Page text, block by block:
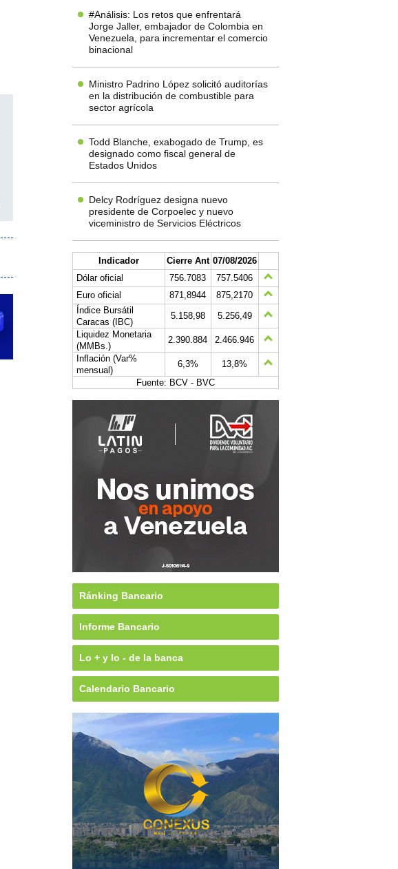
#Análisis: Los retos que enfrentará
Jorge Jaller, embajador de Colombia en
Venezuela, para incrementar el comercio
binacional
Ministro Padrino López solicitó auditorías
en la distribución de combustible para
sector agrícola
Todd Blanche, exabogado de Trump, es
designado como fiscal general de
Estados Unidos
Delcy Rodríguez designa nuevo
presidente de Corpoelec y nuevo
viceministro de Servicios Eléctricos
Indicador Cierre Ant 07/08/2026
Dólar oficial
756.7083
757.5406
Euro oficial
871,8944
875,2170
Índice Bursátil
Caracas (IBC)
5.158,98
5.256,49
Liquidez Monetaria
(MMBs.)
2.390.884
2.466.946
Inflación (Var%
mensual)
6,3%
13,8%
Fuente: BCV - BVC
Ránking Bancario
Informe Bancario
Lo + y lo - de la banca
Calendario Bancario